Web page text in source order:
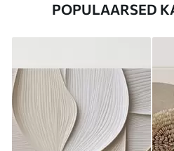
POPULAARSED